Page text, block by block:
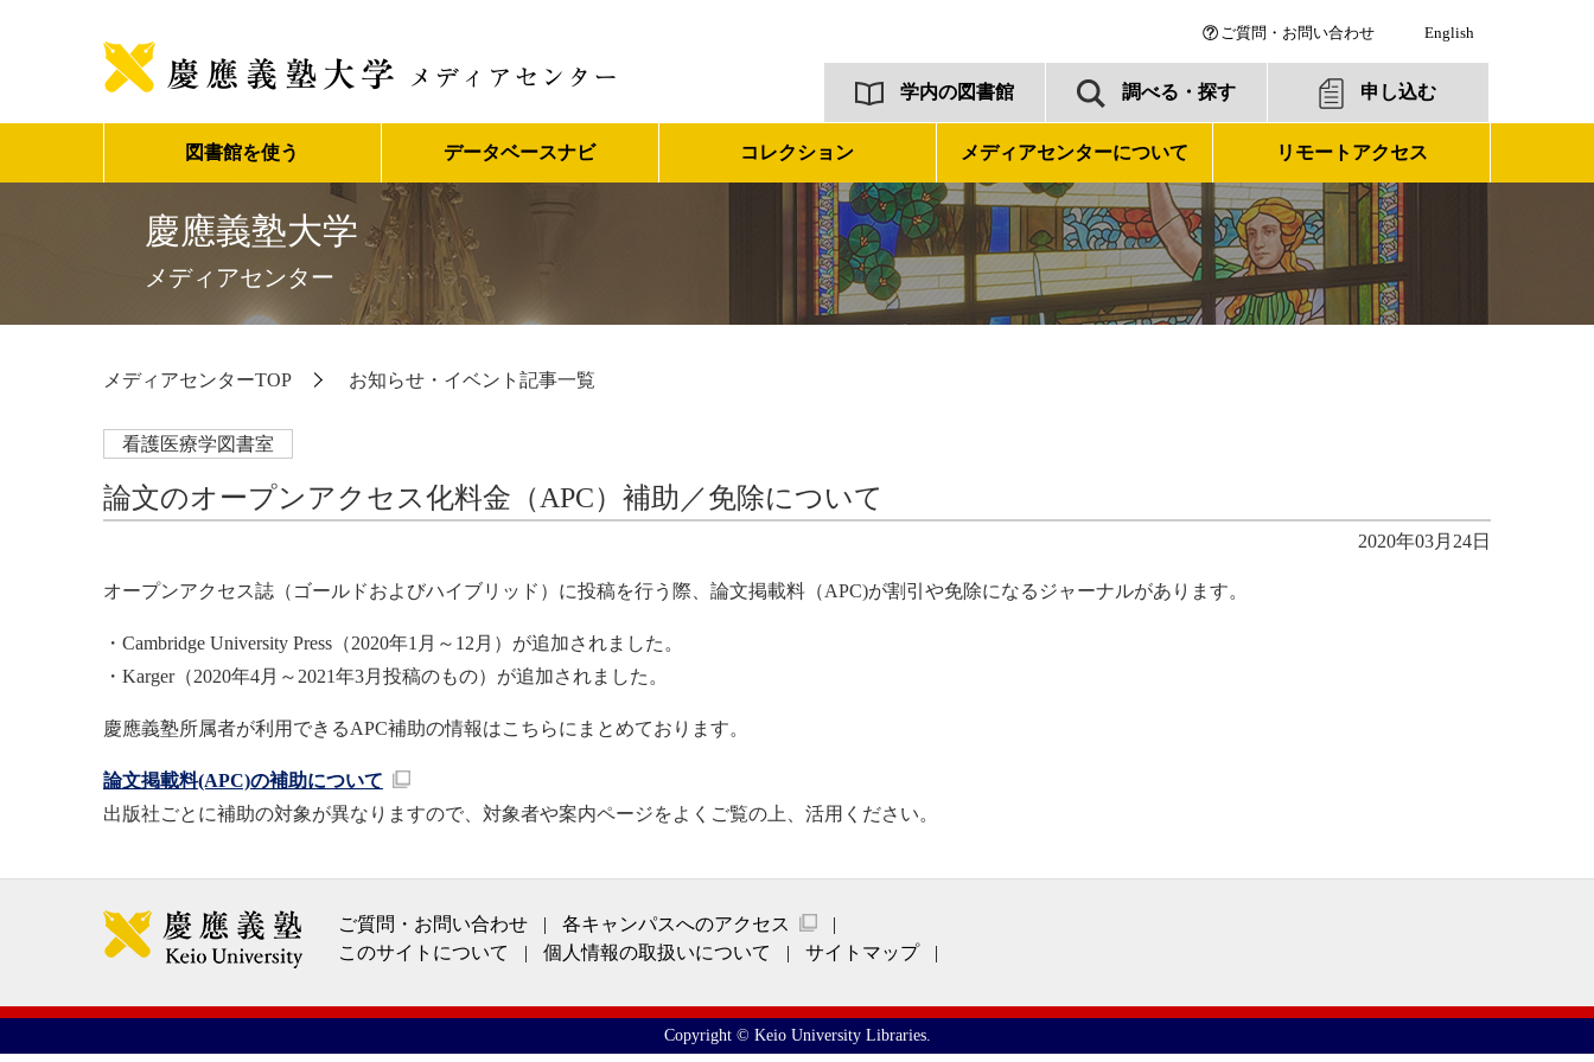
ご質問・お問い合わせ English
学内の図書館 調べる・探す 申し込む
図書館を使う データベースナビ コレクション メディアセンターについて リモートアクセス
慶應義塾大学
メディアセンター
メディアセンターTOP お知らせ・イベント記事一覧
看護医療学図書室
論文のオープンアクセス化料金（APC）補助／免除について
2020年03月24日
オープンアクセス誌（ゴールドおよびハイブリッド）に投稿を行う際、論文掲載料（APC)が割引や免除になるジャーナルがあります。
・Cambridge University Press（2020年1月～12月）が追加されました。
・Karger（2020年4月～2021年3月投稿のもの）が追加されました。
慶應義塾所属者が利用できるAPC補助の情報はこちらにまとめております。
論文掲載料(APC)の補助について
出版社ごとに補助の対象が異なりますので、対象者や案内ページをよくご覧の上、活用ください。
ご質問・お問い合わせ
各キャンパスへのアクセス
このサイトについて
個人情報の取扱いについて サイトマップ
Copyright © Keio University Libraries.